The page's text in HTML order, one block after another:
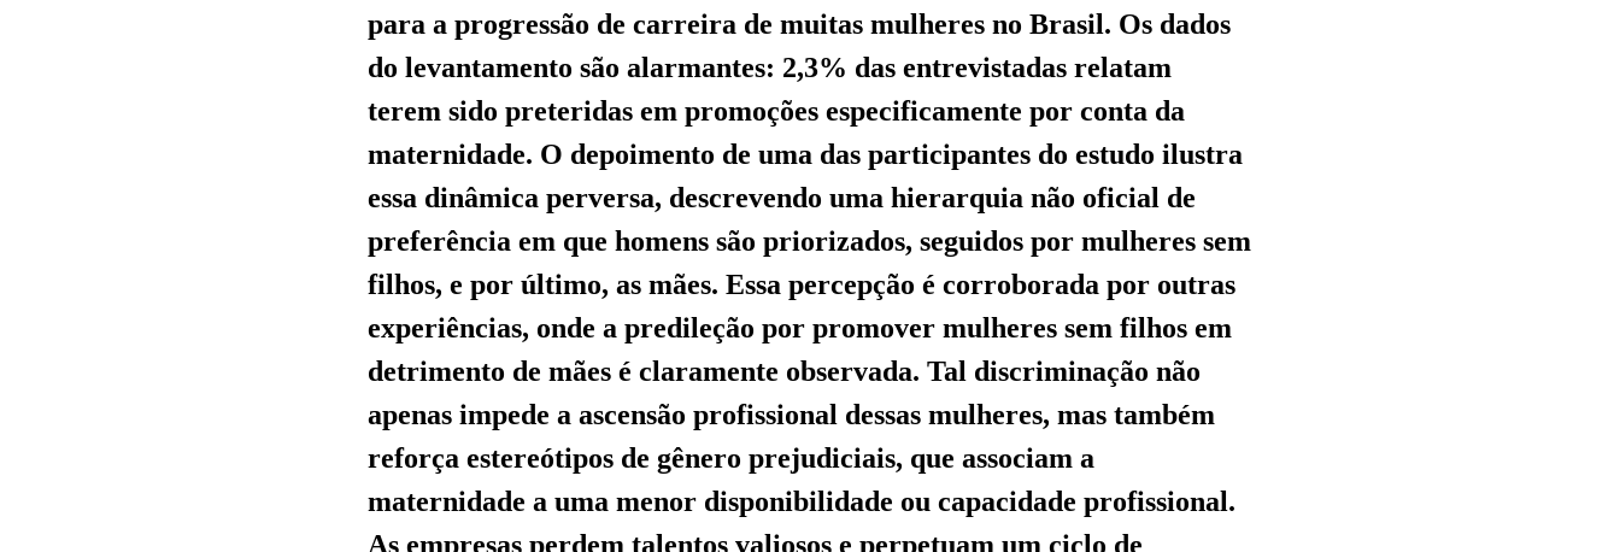
para a progressão de carreira de muitas mulheres no Brasil. Os dados
do levantamento são alarmantes: 2,3% das entrevistadas relatam
terem sido preteridas em promoções especificamente por conta da
maternidade. O depoimento de uma das participantes do estudo ilustra
essa dinâmica perversa, descrevendo uma hierarquia não oficial de
preferência em que homens são priorizados, seguidos por mulheres sem
filhos, e por último, as mães. Essa percepção é corroborada por outras
experiências, onde a predileção por promover mulheres sem filhos em
detrimento de mães é claramente observada. Tal discriminação não
apenas impede a ascensão profissional dessas mulheres, mas também
reforça estereótipos de gênero prejudiciais, que associam a
maternidade a uma menor disponibilidade ou capacidade profissional.
As empresas perdem talentos valiosos e perpetuam um ciclo de